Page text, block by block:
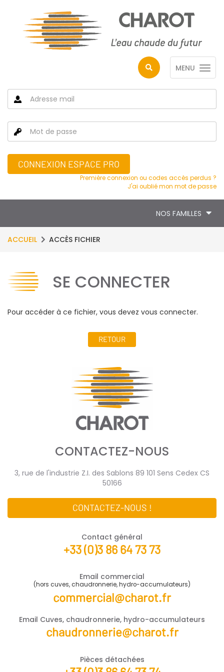
MENU
CONNEXION ESPACE PRO
Première connexion ou codes accès perdus ?
J'ai oublié mon mot de passe
NOS FAMILLES
ACCUEIL ACCÈS FICHIER
SE CONNECTER
Pour accéder à ce fichier, vous devez vous connecter.
RETOUR
CONTACTEZ-NOUS
3, rue de l'industrie Z.I. des Sablons 89 101 Sens Cedex CS
50166
CONTACTEZ-NOUS !
Contact général
+33 (0)3 86 64 73 73
Email commercial
(hors cuves, chaudronnerie, hydro-accumulateurs)
commercial@charot.fr
Email Cuves, chaudronnerie, hydro-accumulateurs
chaudronnerie@charot.fr
Pièces détachées